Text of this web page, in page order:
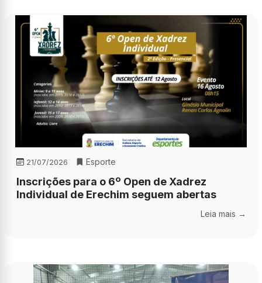
21/07/2026 Esporte
Inscrições para o 6º Open de Xadrez
Individual de Erechim seguem abertas
Leia mais →